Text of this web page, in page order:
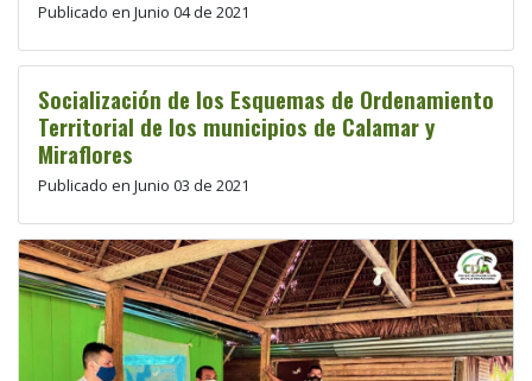
Publicado en Junio 04 de 2021
Socialización de los Esquemas de Ordenamiento
Territorial de los municipios de Calamar y
Miraflores
Publicado en Junio 03 de 2021